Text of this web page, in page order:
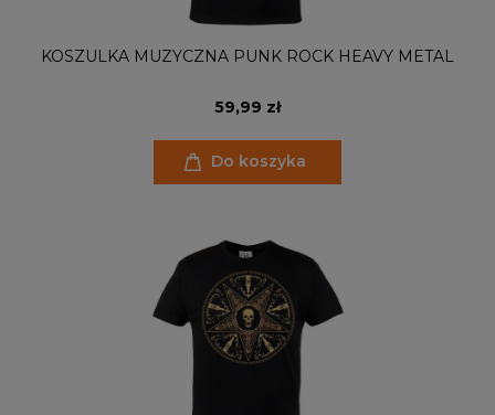
KOSZULKA MUZYCZNA PUNK ROCK HEAVY METAL
59,99 zł
Do koszyka